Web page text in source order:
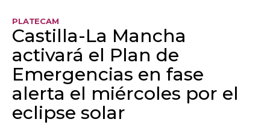
PLATECAM
Castilla-La Mancha
activará el Plan de
Emergencias en fase
alerta el miércoles por el
eclipse solar